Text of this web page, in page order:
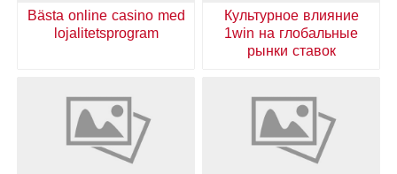
Культурное влияние
1win на глобальные
рынки ставок
Bästa online casino med
lojalitetsprogram